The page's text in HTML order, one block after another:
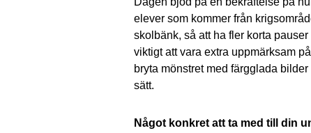
elever som kommer från
skolbänk, så att ha fler korta
viktigt att vara extra uppmärksam
bryta mönstret med färgglada
sätt.
Något konkret att ta med till din